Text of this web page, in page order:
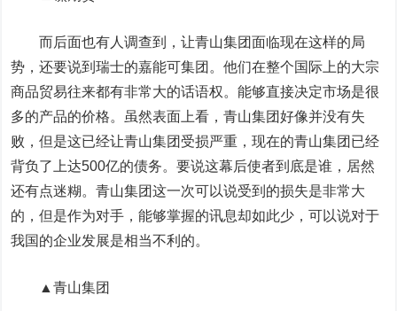
而后面也有人调查到，让青山集团面临现在这样的局
势，还要说到瑞士的嘉能可集团。他们在整个国际上的大宗
商品贸易往来都有非常大的话语权。能够直接决定市场是很
多的产品的价格。虽然表面上看，青山集团好像并没有失
败，但是这已经让青山集团受损严重，现在的青山集团已经
背负了上达500亿的债务。要说这幕后使者到底是谁，居然
还有点迷糊。青山集团这一次可以说受到的损失是非常大
的，但是作为对手，能够掌握的讯息却如此少，可以说对于
我国的企业发展是相当不利的。
▲青山集团